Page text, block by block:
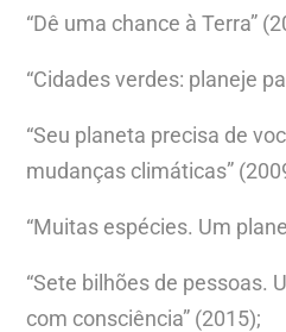
“Dê uma chance à Terra”
“Cidades verdes: planeje
“Seu planeta precisa de
mudanças climáticas”
“Muitas espécies. Um
“Sete bilhões de pessoas.
com consciência” (2015);